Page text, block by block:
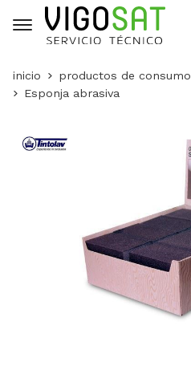
inicio productos de consumo
Esponja abrasiva